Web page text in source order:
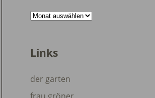
Archiv
Links
der garten